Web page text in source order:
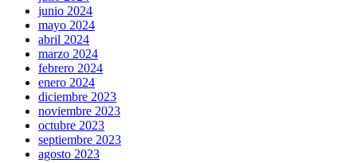
junio 2024
mayo 2024
abril 2024
marzo 2024
febrero 2024
enero 2024
diciembre 2023
noviembre 2023
octubre 2023
septiembre 2023
agosto 2023